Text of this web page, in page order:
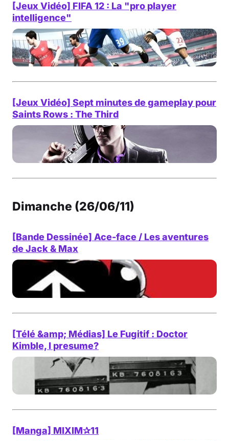
[Jeux Vidéo] FIFA 12 : La "pro player
intelligence"
[Jeux Vidéo] Sept minutes de gameplay pour
Saints Rows : The Third
Dimanche (26/06/11)
[Bande Dessinée] Ace-face / Les aventures
de Jack & Max
[Télé &amp; Médias] Le Fugitif : Doctor
Kimble, I presume?
[Manga] MIXIM✰11